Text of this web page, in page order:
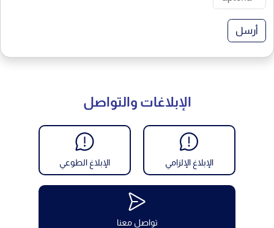
أرسل
الإبلاغات والتواصل
الإبلاغ الإلزامي الإبلاغ الطوعي
تواصل معنا